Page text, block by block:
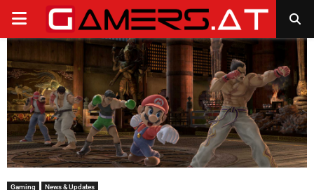
PRIMARY
MENU
Gaming News & Updates